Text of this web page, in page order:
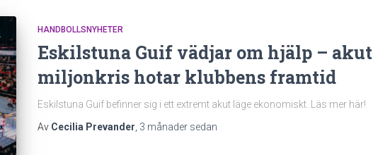
HANDBOLLSNYHETER
Eskilstuna Guif vädjar om hjälp – akut
miljonkris hotar klubbens framtid
Eskilstuna Guif befinner sig i ett extremt akut läge ekonomiskt. Läs mer här!
Av Cecilia Prevander 3 månadersedan